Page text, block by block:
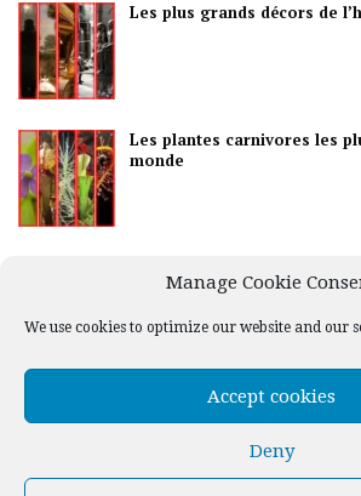
Manage Cookie
We use cookies to optimize our website and our
Accept cookies
Deny
Les plus grands décors de
Les plantes carnivores les
monde